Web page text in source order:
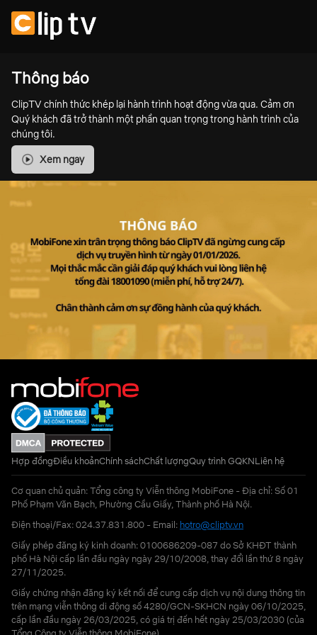
Thông báo
ClipTV chính thức khép lại hành trình hoạt động vừa qua. Cảm ơn
Quý khách đã trở thành một phần quan trọng trong hành trình của
chúng tôi.
Xem ngay
Hợp đồngĐiều khoảnChính sáchChất lượngQuy trình GQKNLiên hệ
Cơ quan chủ quản: Tổng công ty Viễn thông MobiFone - Địa chỉ: Số 01
Phố Phạm Văn Bạch, Phường Cầu Giấy, Thành phố Hà Nội.
Điện thoại/Fax: 024.37.831.800 - Email: hotro@cliptv.vn
Giấy phép đăng ký kinh doanh: 0100686209-087 do Sở KHĐT thành
phố Hà Nội cấp lần đầu ngày ngày 29/10/2008, thay đổi lần thứ 8 ngày
27/11/2025.
Giấy chứng nhận đăng ký kết nối để cung cấp dịch vụ nội dung thông tin
trên mạng viễn thông di động số 4280/GCN-SKHCN ngày 06/10/2025,
cấp lần đầu ngày 26/03/2025, có giá trị đến hết ngày 25/03/2030 (của